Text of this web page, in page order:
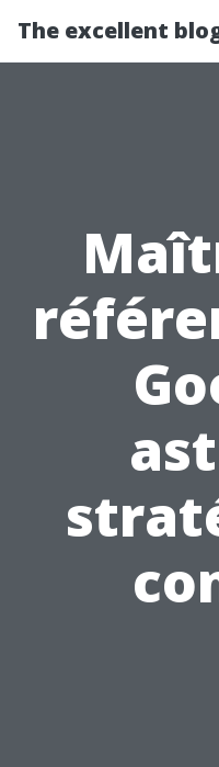
The excellent